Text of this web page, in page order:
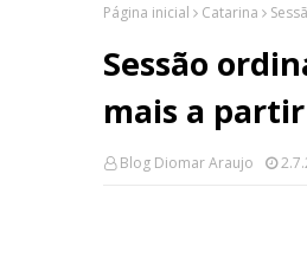
Página inicial Catarina
Sessão
mais a
Blog Diomar Araujo